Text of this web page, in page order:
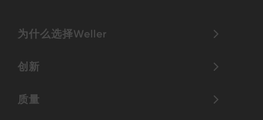
为什么选择Weller
创新
质量